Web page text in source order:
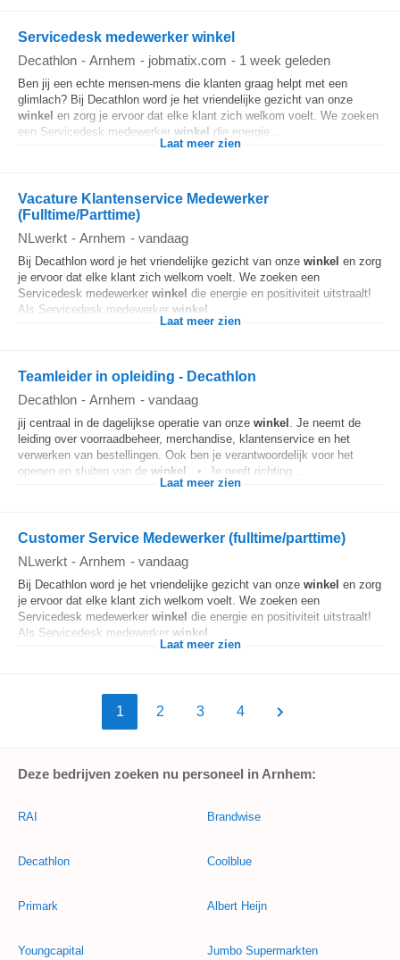
Servicedesk medewerker winkel
Decathlon - Arnhem - jobmatix.com - 1 week geleden
Ben jij een echte mensen-mens die klanten graag helpt met een
glimlach? Bij Decathlon word je het vriendelijke gezicht van onze
winkel en zorg je ervoor dat elke klant zich welkom voelt. We zoeken
een Servicedesk medewerker winkel die energie...
Laat meer zien
Vacature Klantenservice Medewerker
(Fulltime/Parttime)
NLwerkt - Arnhem - vandaag
Bij Decathlon word je het vriendelijke gezicht van onze winkel en zorg
je ervoor dat elke klant zich welkom voelt. We zoeken een
Servicedesk medewerker winkel die energie en positiviteit uitstraalt!
Als Servicedesk medewerker winkel
Laat meer zien
Teamleider in opleiding - Decathlon
Decathlon - Arnhem - vandaag
jij centraal in de dagelijkse operatie van onze winkel . Je neemt de
leiding over voorraadbeheer, merchandise, klantenservice en het
verwerken van bestellingen. Ook ben je verantwoordelijk voor het
openen en sluiten van de winkel . • Je geeft richting...
Laat meer zien
Customer Service Medewerker (fulltime/parttime)
NLwerkt - Arnhem - vandaag
Bij Decathlon word je het vriendelijke gezicht van onze winkel en zorg
je ervoor dat elke klant zich welkom voelt. We zoeken een
Servicedesk medewerker winkel die energie en positiviteit uitstraalt!
Als Servicedesk medewerker winkel
Laat meer zien
1 2 3 4
Deze bedrijven zoeken nu personeel in Arnhem:
RAI
Decathlon
Primark
Youngcapital
Brandwise
Coolblue
Albert Heijn
Jumbo Supermarkten